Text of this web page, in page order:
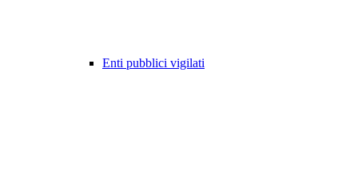
Enti pubblici vigilati